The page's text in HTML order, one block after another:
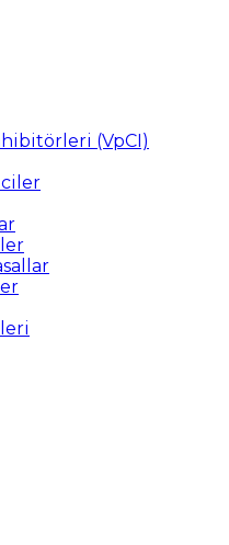
(VpCI)